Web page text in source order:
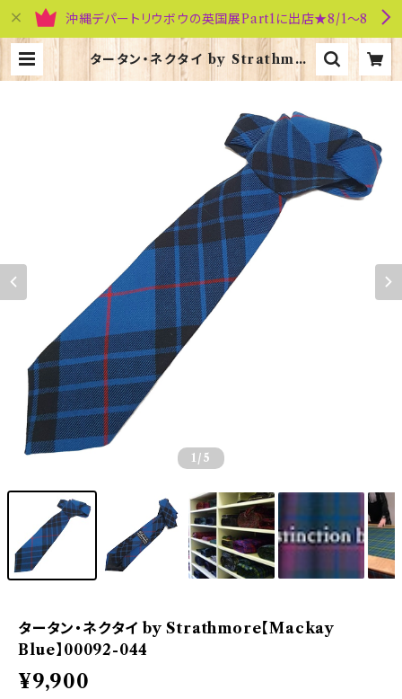
沖縄デパートリウボウの英国展Part1に出店★8/1～8
タータン・ネクタイ by Strathmor
e【Mackay Blue】00092-044 |
1 /5
タータン・ネクタイ by Strathmore【Mackay
Blue】00092-044
¥9,900